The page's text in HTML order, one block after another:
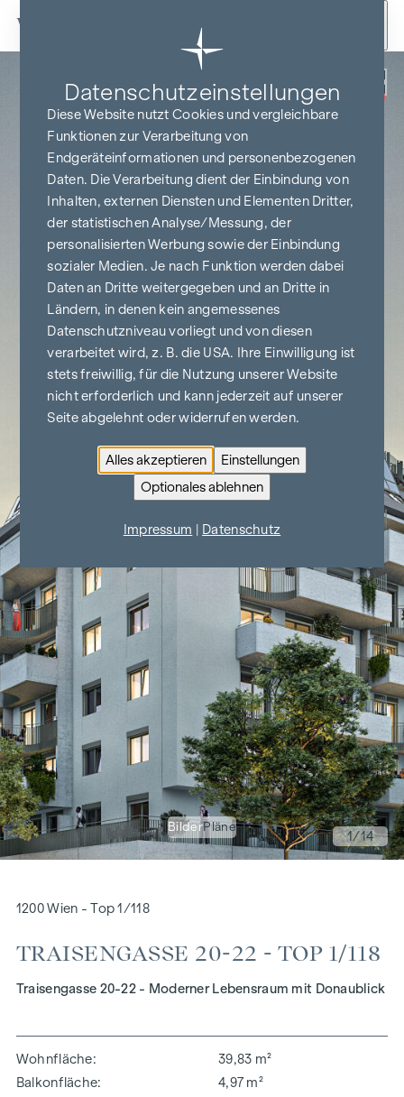
Zum Inhalt springen
PROVISIONSFREI
BIS BAUBEGINN
BilderPläne
1/14
1200 Wien - Top 1/118
TRAISENGASSE 20-22 - TOP 1/118
Traisengasse 20-22 - Moderner Lebensraum mit Donaublick
Wohnfläche
39,83 m²
Balkonfläche
4,97 m²
Datenschutz­einstellungen
Diese Website nutzt Cookies und vergleichbare
Funktionen zur Verarbeitung von
Endgeräteinformationen und personenbezogenen
Daten. Die Verarbeitung dient der Einbindung von
Inhalten, externen Diensten und Elementen Dritter,
der statistischen Analyse/Messung, der
personalisierten Werbung sowie der Einbindung
sozialer Medien. Je nach Funktion werden dabei
Daten an Dritte weitergegeben und an Dritte in
Ländern, in denen kein angemessenes
Datenschutzniveau vorliegt und von diesen
verarbeitet wird, z. B. die USA. Ihre Einwilligung ist
stets freiwillig, für die Nutzung unserer Website
nicht erforderlich und kann jederzeit auf unserer
Seite abgelehnt oder widerrufen werden.
Alles akzeptieren
Einstellungen
Optionales ablehnen
Impressum Datenschutz